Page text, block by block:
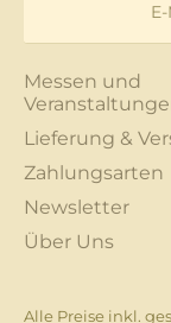
Messen und
Lieferung &
Zahlungsarten
Newsletter
Über Uns
Alle Preise inkl.